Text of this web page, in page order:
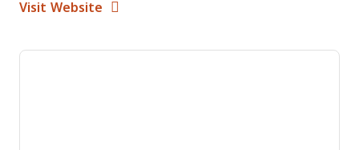
Visit Website Opens New Window